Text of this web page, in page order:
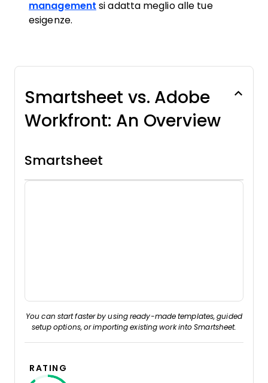
management si adatta meglio alle tue
esigenze.
Smartsheet vs. Adobe
Workfront: An Overview
Smartsheet
You can start faster by using ready-made templates, guided
setup options, or importing existing work into Smartsheet.
RATING